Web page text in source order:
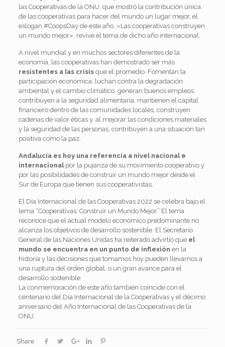
las Cooperativas de la ONU, que mostró la contribución única
de las cooperativas para hacer del mundo un lugar mejor, el
eslogan #CoopsDay de este año, «Las cooperativas construyen
un mundo mejor», revive el tema de dicho año internacional.
A nivel mundial y en muchos sectores diferentes de la
economía, las cooperativas han demostrado ser más
resistentes a las crisisque el promedio. Fomentan la
participación económica, luchan contra la degradación
ambiental y el cambio climático, generan buenos empleos,
contribuyen a la seguridad alimentaria, mantienen el capital
financiero dentro de las comunidades locales, construyen
cadenas de valor éticas y, al mejorar las condiciones materiales
y la seguridad de las personas, contribuyen a una situación tan
positiva como la paz.
Andalucía es hoy una referencia a nivel nacional e
internacionalpor la pujanza de su movimiento cooperativo y
por las posibilidades de construir un mundo mejor desde el
Sur de Europa que tienen sus cooperativistas.
El Día Internacional de las Cooperativas 2022 se celebra bajo el
lema “Cooperativas: Construir un Mundo Mejor.” El tema
reconoce que el actual modelo económico predominante no
alcanza los objetivos de desarrollo sostenible. El Secretario
General de las Naciones Unidas ha reiterado advirtió queel
mundo se encuentra en un punto de inflexión en la
historia y las decisiones que tomamos hoy pueden llevarnos a
una ruptura del orden global, o un gran avance para el
desarrollo sostenible.
La conmemoración de este año también coincide con el
centenario del Día Internacional de la Cooperativas y el décimo
aniversario del Año Internacional de las Cooperativas de la
ONU.
Share